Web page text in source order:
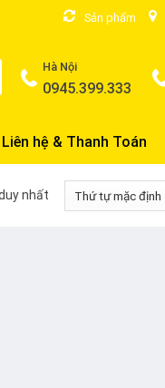
Sản phẩm
Hà Nội
0945.399.333
Liên hệ & Thanh Toán
nhất